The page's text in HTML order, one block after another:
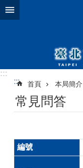
跳到主要內容區塊
:::
:::
首頁 本局簡介
常見問答